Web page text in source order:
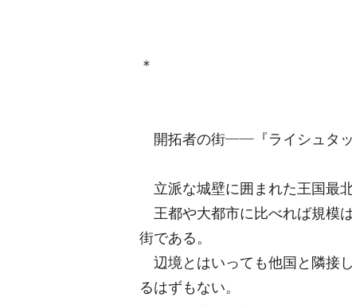
＊
開拓者の街――『ライシュタッ
立派な城壁に囲まれた王国最北
王都や大都市に比べれば規模
街である。
辺境とはいっても他国と隣接
るはずもない。